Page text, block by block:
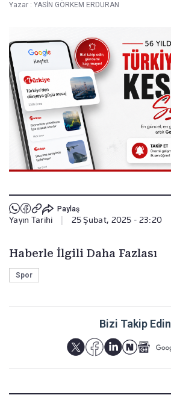
Yazar : YASİN GÖRKEM ERDURAN
Paylaş
Yayın Tarihi 25 Şubat, 2025 - 23:20
Haberle İlgili Daha Fazlası
Spor
Bizi Takip Edin